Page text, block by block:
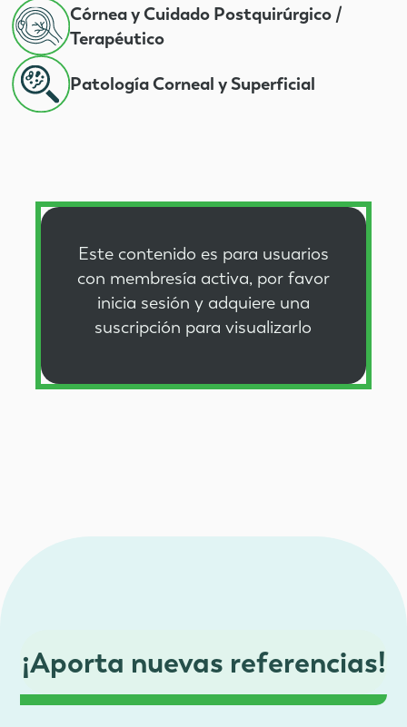
Córnea y Cuidado Postquirúrgico /
Terapéutico
Patología Corneal y Superficial
Este contenido es para usuarios
con membresía activa, por favor
inicia sesión y adquiere una
suscripción para visualizarlo
¡Aporta nuevas referencias!